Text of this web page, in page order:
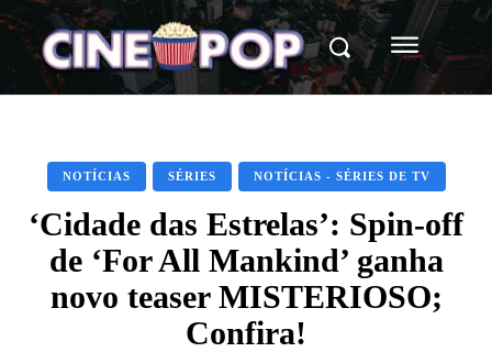
NOTÍCIAS SÉRIES NOTÍCIAS - SÉRIES DE TV
‘Cidade das Estrelas’: Spin-off
de ‘For All Mankind’ ganha
novo teaser MISTERIOSO;
Confira!